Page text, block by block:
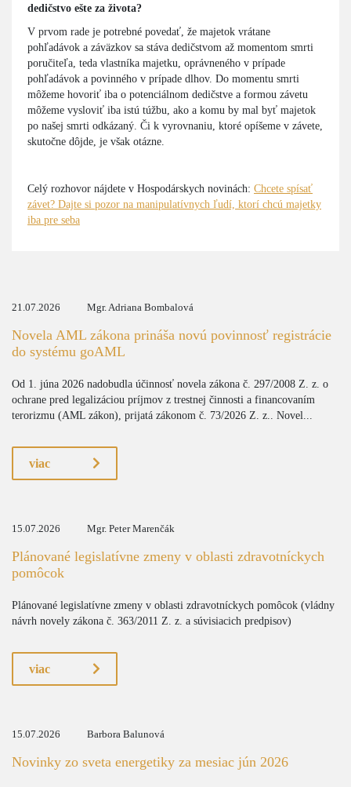
dedičstvo ešte za života?
V prvom rade je potrebné povedať, že majetok vrátane
pohľadávok a záväzkov sa stáva dedičstvom až momentom smrti
poručiteľa, teda vlastníka majetku, oprávneného v prípade
pohľadávok a povinného v prípade dlhov. Do momentu smrti
môžeme hovoriť iba o potenciálnom dedičstve a formou závetu
môžeme vysloviť iba istú túžbu, ako a komu by mal byť majetok
po našej smrti odkázaný. Či k vyrovnaniu, ktoré opíšeme v závete,
skutočne dôjde, je však otázne.
Celý rozhovor nájdete v Hospodárskych novinách: Chcete spísať
závet? Dajte si pozor na manipulatívnych ľudí, ktorí chcú majetky
iba pre seba
21.07.2026 Mgr. Adriana Bombalová
Novela AML zákona prináša novú povinnosť registrácie
do systému goAML
Od 1. júna 2026 nadobudla účinnosť novela zákona č. 297/2008 Z. z. o
ochrane pred legalizáciou príjmov z trestnej činnosti a financovaním
terorizmu (AML zákon), prijatá zákonom č. 73/2026 Z. z.. Novel...
viac
15.07.2026 Mgr. Peter Marenčák
Plánované legislatívne zmeny v oblasti zdravotníckych
pomôcok
Plánované legislatívne zmeny v oblasti zdravotníckych pomôcok (vládny
návrh novely zákona č. 363/2011 Z. z. a súvisiacich predpisov)
viac
15.07.2026 Barbora Balunová
Novinky zo sveta energetiky za mesiac jún 2026